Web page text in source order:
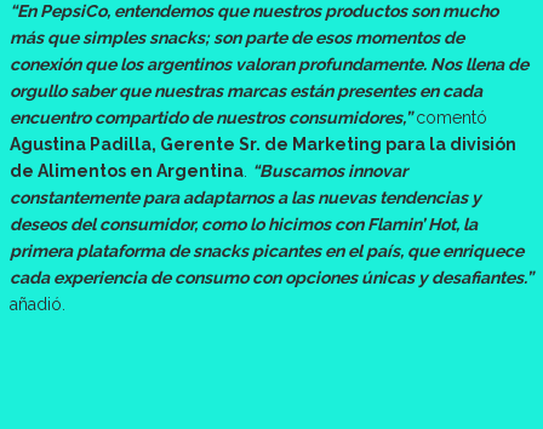
“En PepsiCo, entendemos que nuestros productos son mucho
más que simples snacks; son parte de esos momentos de
conexión que los argentinos valoran profundamente. Nos llena de
orgullo saber que nuestras marcas están presentes en cada
encuentro compartido de nuestros consumidores,”comentó
Agustina Padilla, Gerente Sr. de Marketing para la división
de Alimentos en Argentina. “Buscamos innovar
constantemente para adaptarnos a las nuevas tendencias y
deseos del consumidor, como lo hicimos con Flamin’ Hot, la
primera plataforma de snacks picantes en el país, que enriquece
cada experiencia de consumo con opciones únicas y desafiantes.”
añadió.